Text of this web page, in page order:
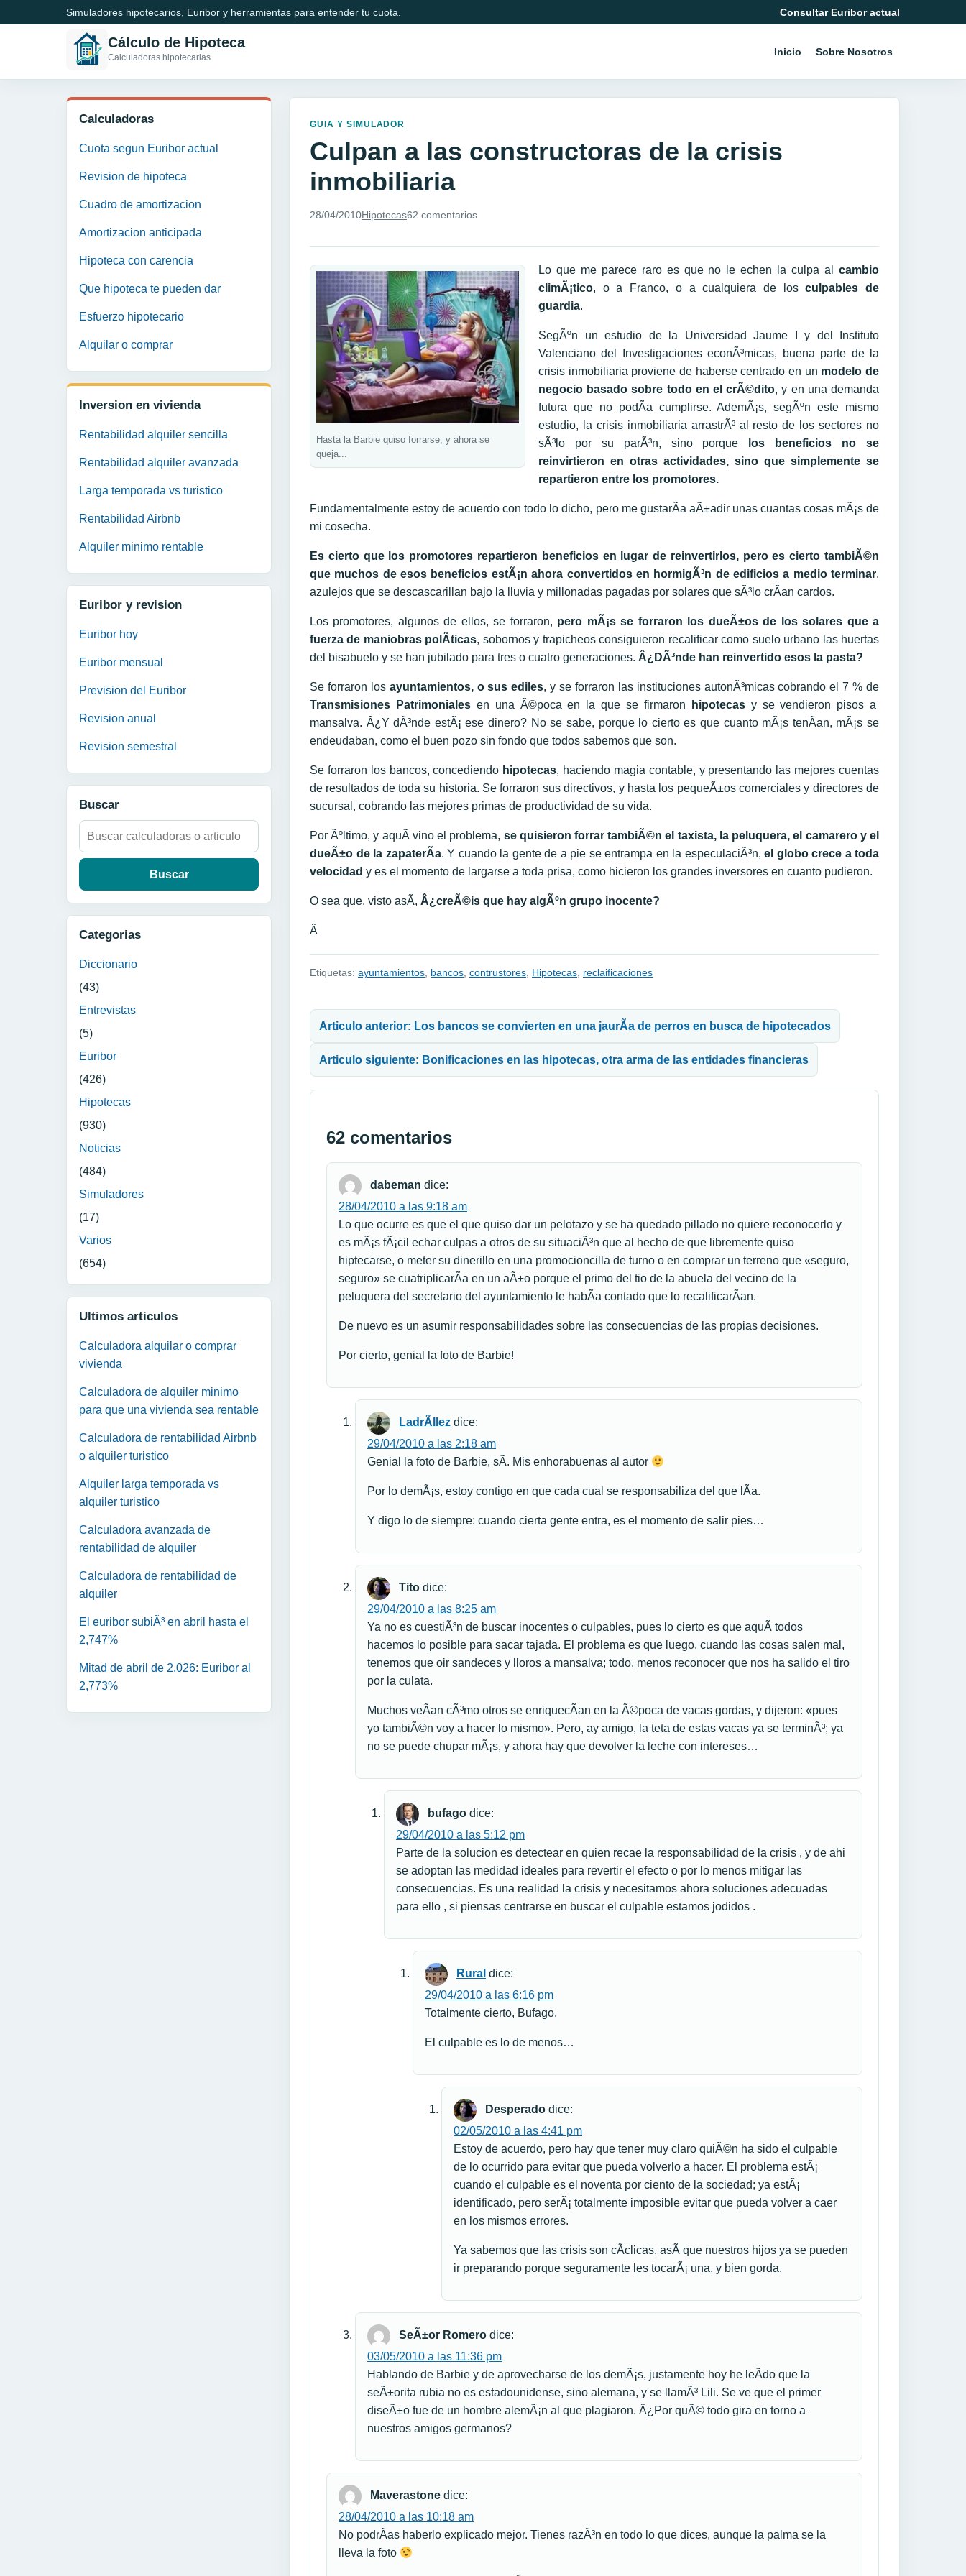
Simuladores hipotecarios, Euribor y herramientas para entender tu cuota. Consultar Euribor actual
Cálculo de Hipoteca
Calculadoras hipotecarias Inicio Sobre Nosotros
Calculadoras
Cuota segun Euribor actual
Revision de hipoteca
Cuadro de amortizacion
Amortizacion anticipada
Hipoteca con carencia
Que hipoteca te pueden dar
Esfuerzo hipotecario
Alquilar o comprar
Inversion en vivienda
Rentabilidad alquiler sencilla
Rentabilidad alquiler avanzada
Larga temporada vs turistico
Rentabilidad Airbnb
Alquiler minimo rentable
Euribor y revision
Euribor hoy
Euribor mensual
Prevision del Euribor
Revision anual
Revision semestral
Buscar
Buscar:
Categorias
Diccionario
(43)
Entrevistas
(5)
Euribor
(426)
Hipotecas
(930)
Noticias
(484)
Simuladores
(17)
Varios
(654)
Ultimos articulos
Calculadora alquilar o comprar
vivienda
Calculadora de alquiler minimo
para que una vivienda sea rentable
Calculadora de rentabilidad Airbnb
o alquiler turistico
Alquiler larga temporada vs
alquiler turistico
Calculadora avanzada de
rentabilidad de alquiler
Calculadora de rentabilidad de
alquiler
El euribor subiÃ³ en abril hasta el
2,747%
Mitad de abril de 2.026: Euribor al
2,773%
GUIA Y SIMULADOR
Culpan a las constructoras de la crisis
inmobiliaria
28/04/2010Hipotecas62 comentarios
Hasta la Barbie quiso forrarse, y ahora se
queja...
Lo que me parece raro es que no le echen la culpa al cambio
climÃ¡tico, o a Franco, o a cualquiera de losculpables de
guardia.
SegÃºn un estudio de la Universidad Jaume I y del Instituto
Valenciano del Investigaciones econÃ³micas, buena parte de la
crisis inmobiliaria proviene de haberse centrado en un modelo de
negocio basado sobre todo en el crÃ©dito, y en una demanda
futura que no podÃ­a cumplirse. AdemÃ¡s, segÃºn este mismo
estudio, la crisis inmobiliaria arrastrÃ³ al resto de los sectores no
sÃ³lo por su parÃ³n, sino porque
los beneficios no se
reinvirtieron en otras actividades, sino que simplemente se
repartieron entre los promotores.
Fundamentalmente estoy de acuerdo con todo lo dicho, pero me gustarÃ­a aÃ±adir unas cuantas cosas mÃ¡s de
mi cosecha.
Es cierto que los promotores repartieron beneficios en lugar de reinvertirlos, pero es cierto tambiÃ©n
que muchos de esos beneficios estÃ¡n ahora convertidos en hormigÃ³n de edificios a medio terminar,
azulejos que se descascarillan bajo la lluvia y millonadas pagadas por solares que sÃ³lo crÃ­an cardos.
Los promotores, algunos de ellos, se forraron, pero mÃ¡s se forraron los dueÃ±os de los solares que a
fuerza de maniobras polÃ­ticas, sobornos y trapicheos consiguieron recalificar como suelo urbano las huertas
del bisabuelo y se han jubilado para tres o cuatro generaciones. Â¿DÃ³nde han reinvertido esos la pasta?
Se forraron losayuntamientos, o sus ediles, y se forraron las instituciones autonÃ³micas cobrando el 7 % de
Transmisiones Patrimonialesen una Ã©poca en la que se firmaron hipotecasy se vendieron pisos a
mansalva. Â¿Y dÃ³nde estÃ¡ ese dinero? No se sabe, porque lo cierto es que cuanto mÃ¡s tenÃ­an, mÃ¡s se
endeudaban, como el buen pozo sin fondo que todos sabemos que son.
Se forraron los bancos, concediendo hipotecas, haciendo magia contable, y presentando las mejores cuentas
de resultados de toda su historia. Se forraron sus directivos, y hasta los pequeÃ±os comerciales y directores de
sucursal, cobrando las mejores primas de productividad de su vida.
Por Ãºltimo, y aquÃ­ vino el problema, se quisieron forrar tambiÃ©n el taxista, la peluquera, el camarero y el
dueÃ±o de la zapaterÃ­a. Y cuando la gente de a pie se entrampa en la especulaciÃ³n, el globo crece a toda
velocidad y es el momento de largarse a toda prisa, como hicieron los grandes inversores en cuanto pudieron.
O sea que, visto asÃ­, Â¿creÃ©is que hay algÃºn grupo inocente?
Â
Etiquetas: ayuntamientos bancos contrustores Hipotecas reclaificaciones
Articulo anterior: Los bancos se convierten en una jaurÃ­a de perros en busca de hipotecados
Articulo siguiente: Bonificaciones en las hipotecas, otra arma de las entidades financieras
62 comentarios
dabeman dice:
28/04/2010 a las 9:18 am
Lo que ocurre es que el que quiso dar un pelotazo y se ha quedado pillado no quiere reconocerlo y
es mÃ¡s fÃ¡cil echar culpas a otros de su situaciÃ³n que al hecho de que libremente quiso
hiptecarse, o meter su dinerillo en una promocioncilla de turno o en comprar un terreno que «seguro,
seguro» se cuatriplicarÃ­a en un aÃ±o porque el primo del tio de la abuela del vecino de la
peluquera del secretario del ayuntamiento le habÃ­a contado que lo recalificarÃ­an.
De nuevo es un asumir responsabilidades sobre las consecuencias de las propias decisiones.
Por cierto, genial la foto de Barbie!
LadrÃ­llez dice:
29/04/2010 a las 2:18 am
Genial la foto de Barbie, sÃ­. Mis enhorabuenas al autor
Por lo demÃ¡s, estoy contigo en que cada cual se responsabiliza del que lÃ­a.
Y digo lo de siempre: cuando cierta gente entra, es el momento de salir pies…
Tito dice:
29/04/2010 a las 8:25 am
Ya no es cuestiÃ³n de buscar inocentes o culpables, pues lo cierto es que aquÃ­ todos
hacemos lo posible para sacar tajada. El problema es que luego, cuando las cosas salen mal,
tenemos que oir sandeces y lloros a mansalva; todo, menos reconocer que nos ha salido el tiro
por la culata.
Muchos veÃ­an cÃ³mo otros se enriquecÃ­an en la Ã©poca de vacas gordas, y dijeron: «pues
yo tambiÃ©n voy a hacer lo mismo». Pero, ay amigo, la teta de estas vacas ya se terminÃ³; ya
no se puede chupar mÃ¡s, y ahora hay que devolver la leche con intereses…
bufago dice:
29/04/2010 a las 5:12 pm
Parte de la solucion es detectear en quien recae la responsabilidad de la crisis , y de ahi
se adoptan las medidad ideales para revertir el efecto o por lo menos mitigar las
consecuencias. Es una realidad la crisis y necesitamos ahora soluciones adecuadas
para ello , si piensas centrarse en buscar el culpable estamos jodidos .
Rural dice:
29/04/2010 a las 6:16 pm
Totalmente cierto, Bufago.
El culpable es lo de menos…
Desperado dice:
02/05/2010 a las 4:41 pm
Estoy de acuerdo, pero hay que tener muy claro quiÃ©n ha sido el culpable
de lo ocurrido para evitar que pueda volverlo a hacer. El problema estÃ¡
cuando el culpable es el noventa por ciento de la sociedad; ya estÃ¡
identificado, pero serÃ¡ totalmente imposible evitar que pueda volver a caer
en los mismos errores.
Ya sabemos que las crisis son cÃ­clicas, asÃ­ que nuestros hijos ya se pueden
ir preparando porque seguramente les tocarÃ¡ una, y bien gorda.
SeÃ±or Romero dice:
03/05/2010 a las 11:36 pm
Hablando de Barbie y de aprovecharse de los demÃ¡s, justamente hoy he leÃ­do que la
seÃ±orita rubia no es estadounidense, sino alemana, y se llamÃ³ Lili. Se ve que el primer
diseÃ±o fue de un hombre alemÃ¡n al que plagiaron. Â¿Por quÃ© todo gira en torno a
nuestros amigos germanos?
Maverastone dice:
28/04/2010 a las 10:18 am
No podrÃ­as haberlo explicado mejor. Tienes razÃ³n en todo lo que dices, aunque la palma se la
lleva la foto